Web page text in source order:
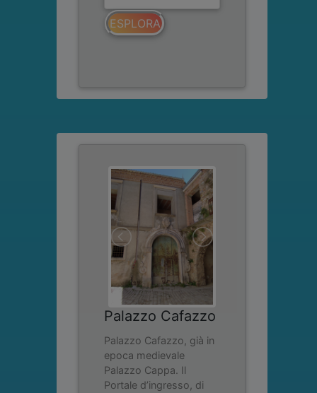
ESPLORA
Palazzo Cafazzo
Palazzo Cafazzo, già in
epoca medievale
Palazzo Cappa. Il
Portale d’ingresso, di